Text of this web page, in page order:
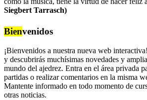
Siegbert Tarrasch)
Bienvenidos
¡Bienvenidos a nuestra nueva web
y descubrirás muchísimas novedades y
mundo del ajedrez. Entra en el área privada
partidas o realizar comentarios en la misma
Mantente informado en todo momento de
otras noticias.